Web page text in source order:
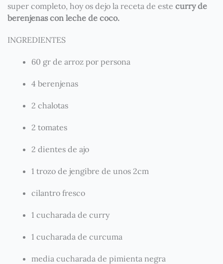
super completo, hoy os dejo la receta de este curry de
berenjenas con leche de coco.
INGREDIENTES
60 gr de arroz por persona
4 berenjenas
2 chalotas
2 tomates
2 dientes de ajo
1 trozo de jengibre de unos 2cm
cilantro fresco
1 cucharada de curry
1 cucharada de curcuma
media cucharada de pimienta negra